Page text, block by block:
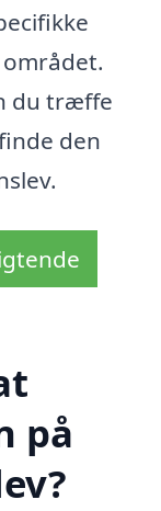
du træffe
den
på